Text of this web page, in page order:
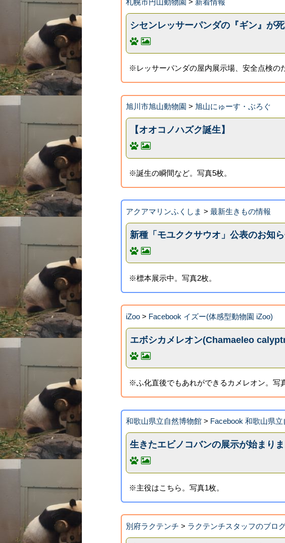
シセンレッサーパンダの『ギン』が
※レッサーパンダの屋内展示場、安全点検の
旭川市旭山動物園 > 旭山にゅーす・ぶろぐ
【オオコノハズク誕生】
※誕生の瞬間など。写真5枚。
アクアマリンふくしま >最新生きもの情報
新種「モユククサウオ」公表のお知
※標本展示中。写真2枚。
iZoo > Facebook イズー(体感型動物園 iZoo)
エボシカメレオン(Chamaeleo
※ふ化直後でもあれができるカメレオン。写
和歌山県立自然博物館 > Facebook 和歌山県
生きたエビノコバンの展示が始まりま
※主役はこちら。写真1枚。
別府ラクテンチ > ラクテンチスタッフのブロ